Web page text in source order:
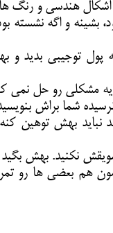
بشینه و اگه
پول توجیبی
گریه مشکلی رو حل
شما براش
بهش توهین
هم بعضی ها رو